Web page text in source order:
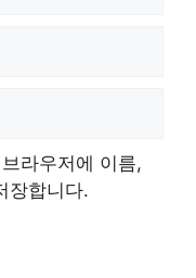
라우저에 이름,
장합니다.